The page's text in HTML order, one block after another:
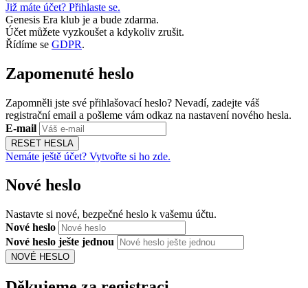
Již máte účet? Přihlaste se.
Genesis Era klub je a bude zdarma.
Účet můžete vyzkoušet a kdykoliv zrušit.
Řídíme se GDPR.
Zapomenuté heslo
Zapomněli jste své přihlašovací heslo? Nevadí, zadejte váš
registrační email a pošleme vám odkaz na nastavení nového hesla.
E-mail
RESET HESLA
Nemáte ještě účet? Vytvořte si ho zde.
Nové heslo
Nastavte si nové, bezpečné heslo k vašemu účtu.
Nové heslo
Nové heslo ješte jednou
NOVÉ HESLO